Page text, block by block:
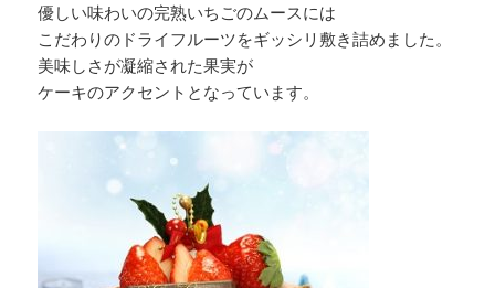
優しい味わいの完熟いちごのムースには
こだわりのドライフルーツをギッシリ敷き詰めました。
美味しさが凝縮された果実が
ケーキのアクセントとなっています。